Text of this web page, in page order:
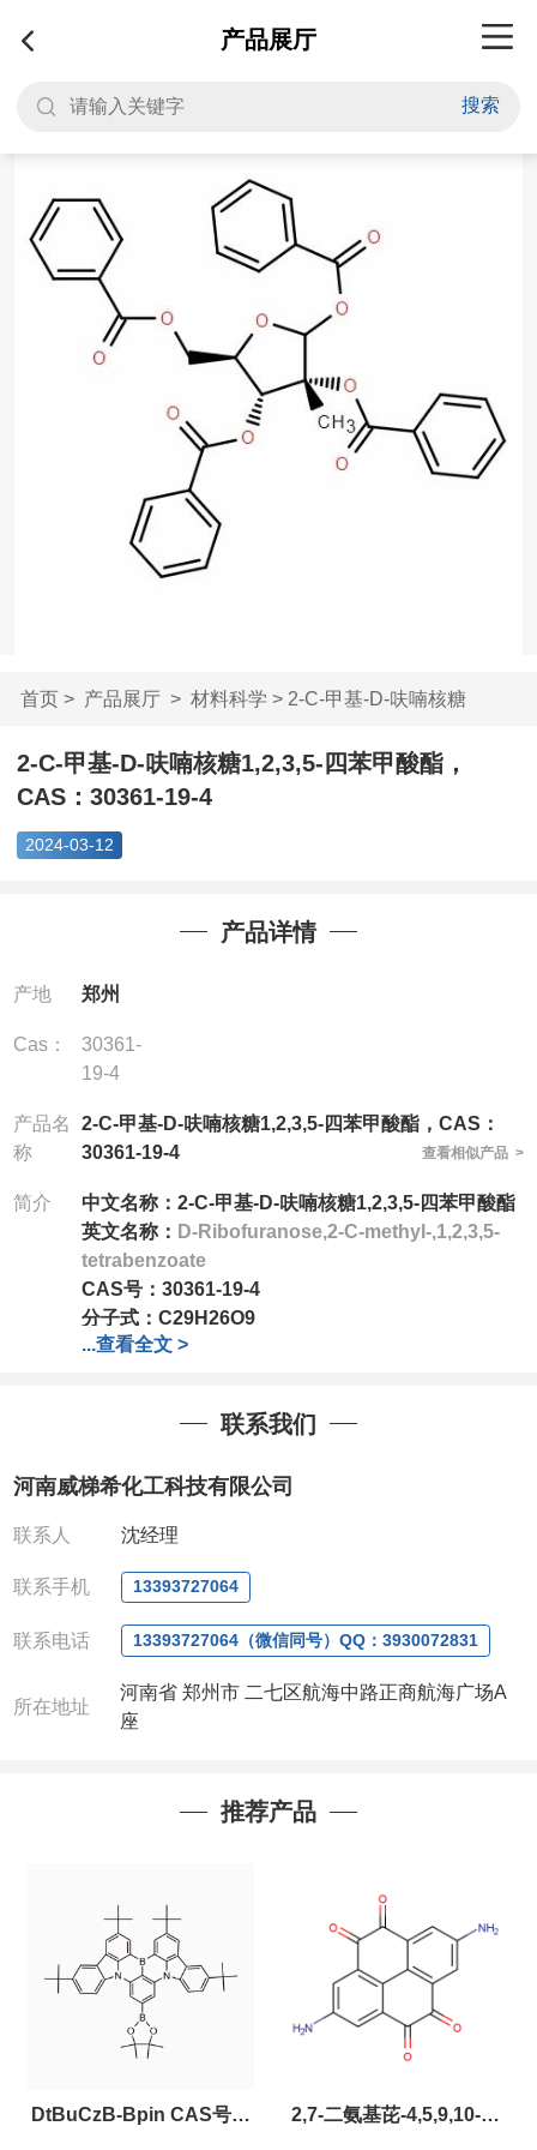
产品展厅
搜索
首页> 产品展厅> 材料科学 > 2-C-甲基-D-呋喃核糖
1,2,3,5-...
2-C-甲基-D-呋喃核糖1,2,3,5-四苯甲酸酯，
CAS：30361-19-4
2024-03-12
产品详情
产地 郑州
Cas：
30361-
19-4
产品名
称
2-C-甲基-D-呋喃核糖1,2,3,5-四苯甲酸酯，CAS：
30361-19-4
查看相似产品 >
简介
中文名称：2-C-甲基-D-呋喃核糖1,2,3,5-四苯甲酸酯
英文名称： D-Ribofuranose,2-C-methyl-,1,2,3,5-
tetrabenzoate
CAS号：30361-19-4
分子式：C29H26O9
分子量：518.51
拥有一批长期从事精细化学品开发和生产的高级
技术人员，以及设备齐全的研发实验室和中试车间
产品详细价格、规格等请直接联系：
电话
:13393727064
电或者QQ、微信联系)
公司对高校和国家科研机构可以先发货和开票后再付
迎来电咨询相关产品，具体价格和优惠请联系或电
梯希）
,会让您事半功倍!!!
...查看全文 >
联系我们
河南威梯希化工科技有限公司
联系人 沈经理
联系手机 13393727064
联系电话 13393727064（微信同号）QQ：3930072831
所在地址
河南省 郑州市 二七区航海中路正商航海广场A
座
推荐产品
DtBuCzB-Bpin CAS号： 2,7-二氨基芘-4,5,9,10-四